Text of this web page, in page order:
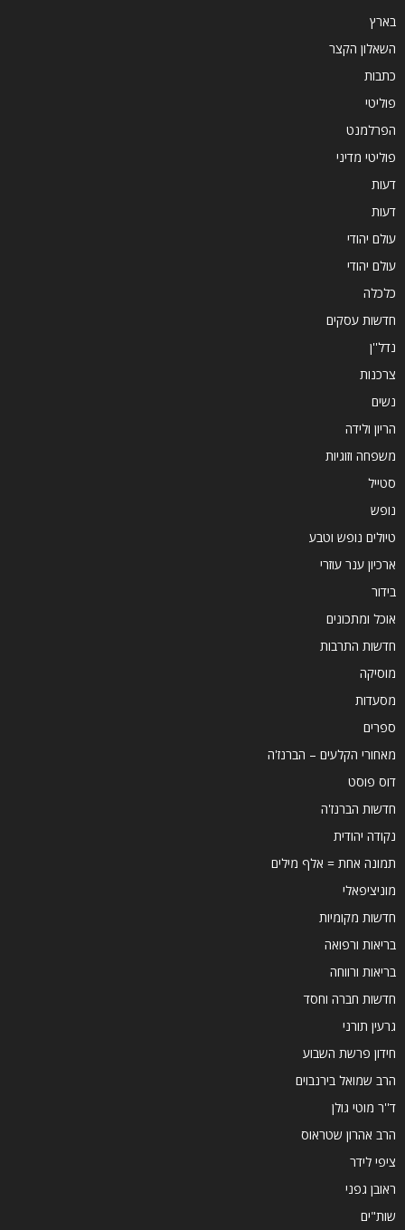
בארץ
השאלון הקצר
כתבות
פוליטי
הפרלמנט
פוליטי מדיני
דעות
דעות
עולם יהודי
עולם יהודי
כלכלה
חדשות עסקים
נדל''ן
צרכנות
נשים
הריון ולידה
משפחה וזוגיות
סטייל
נופש
טיולים נופש וטבע
ארכיון ענר עוזרי
בידור
אוכל ומתכונים
חדשות התרבות
מוסיקה
מסעדות
ספרים
מאחורי הקלעים – הברנז'ה
דוס פוסט
חדשות הברנז'ה
נקודה יהודית
תמונה אחת = אלף מילים
מוניציפאלי
חדשות מקומיות
בריאות ורפואה
בריאות ורווחה
חדשות חברה וחסד
גרעין תורני
חידון פרשת השבוע
הרב שמואל בירנבוים
ד''ר מוטי גולן
הרב אהרון שטראוס
ציפי לידר
ראובן גפני
שות"ים